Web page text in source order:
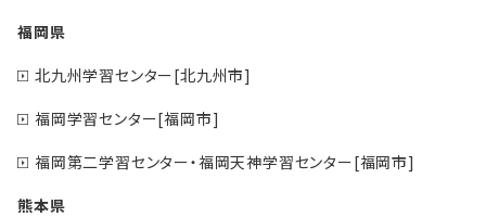
福岡県
北九州学習センター[北九州市]
福岡学習センター[福岡市]
福岡第二学習センター・福岡天神学習センター[福岡市]
熊本県